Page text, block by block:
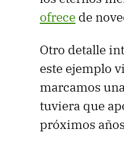
ofrece de
Otro detalle
este ejemplo
marcamos
tuviera que
próximos